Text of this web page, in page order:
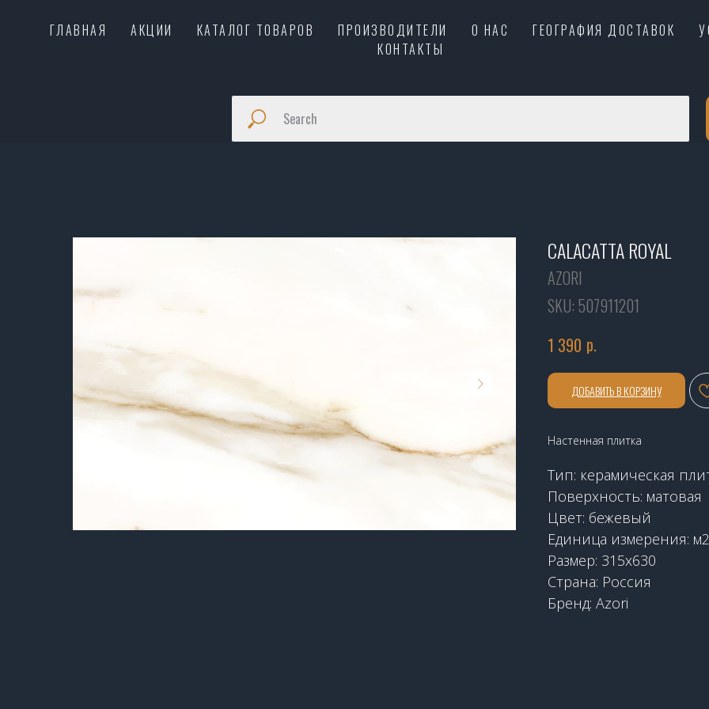
ГЛАВНАЯ АКЦИИ КАТАЛОГ ТОВАРОВ ПРОИЗВОДИТЕЛИ О НАС ГЕОГРАФИЯ ДОСТАВОК
КОНТАКТЫ
CALACATTA ROYAL
AZORI
SKU: 507911201
1 390 р.
ДОБАВИТЬ В КОРЗИНУ
Настенная плитка
Тип: керамическая
Поверхность: матовая
Цвет: бежевый
Единица измерения: м2
Размер: 315х630
Страна: Россия
Бренд: Azori